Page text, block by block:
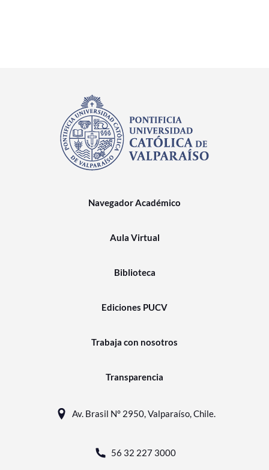
Navegador Académico
Aula Virtual
Biblioteca
Ediciones PUCV
Trabaja con nosotros
Transparencia
Av. Brasil N° 2950, Valparaíso, Chile.
56 32 227 3000